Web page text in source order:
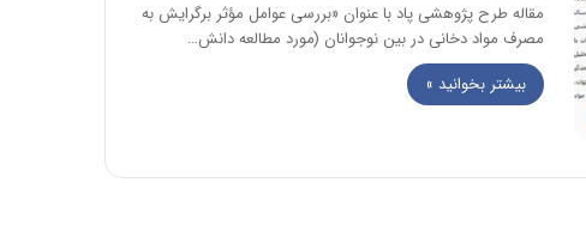
مقاله طرح پژوهشی پاد با عنوان «بررسی عوامل مؤثر برگرایش به
مصرف مواد دخانی در بین نوجوانان (مورد مطالعه دانش…
بیشتر بخوانید »